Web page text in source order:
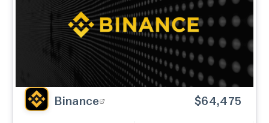
Binance $64,475